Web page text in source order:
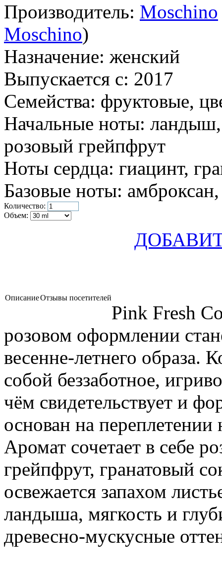
Производитель: Moschino
Moschino)
Назначение: женский
Выпускается с: 2017
Семейства: фруктовые,
Начальные ноты: ландыш,
розовый грейпфрут
Ноты сердца: гиацинт,
Базовые ноты:
Количество:
Объем:
ОписаниеОтзывы посетителей
Pink Fresh
розовом оформлении
весенне-летнего образа.
собой беззаботное,
чём свидетельствует и
основан на
Аромат сочетает в себе
грейпфрут, гранатовый
освежается запахом
ландыша, мягкость и
древесно-мускусные